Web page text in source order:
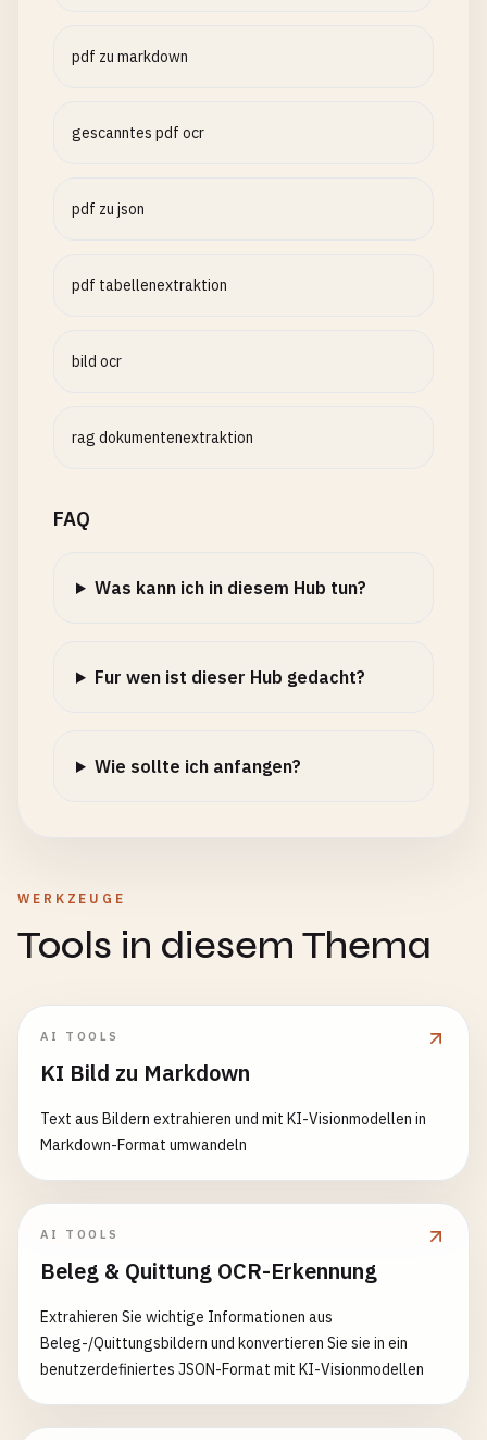
pdf zu markdown
gescanntes pdf ocr
pdf zu json
pdf tabellenextraktion
bild ocr
rag dokumentenextraktion
FAQ
Was kann ich in diesem Hub tun?
Fur wen ist dieser Hub gedacht?
Wie sollte ich anfangen?
WERKZEUGE
Tools in diesem Thema
AI TOOLS
KI Bild zu Markdown
Text aus Bildern extrahieren und mit KI-Visionmodellen in
Markdown-Format umwandeln
AI TOOLS
Beleg & Quittung OCR-Erkennung
Extrahieren Sie wichtige Informationen aus
Beleg-/Quittungsbildern und konvertieren Sie sie in ein
benutzerdefiniertes JSON-Format mit KI-Visionmodellen